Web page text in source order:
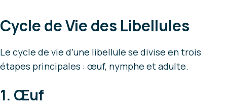
Cycle de Vie des Libellules
Le cycle de vie d’une libellule se divise en trois
étapes principales : œuf, nymphe et adulte.
1. Œuf